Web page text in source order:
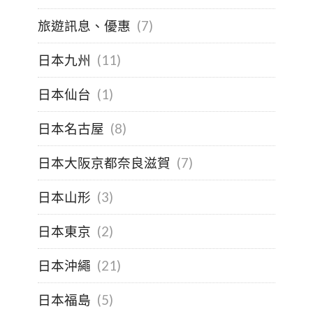
旅遊訊息、優惠 (7)
日本九州 (11)
日本仙台 (1)
日本名古屋 (8)
日本大阪京都奈良滋賀 (7)
日本山形 (3)
日本東京 (2)
日本沖繩 (21)
日本福島 (5)